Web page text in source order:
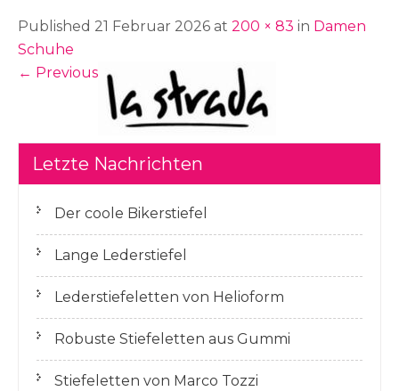
Published 21 Februar 2026 at 200 × 83 in Damen
Schuhe
← Previous
Letzte Nachrichten
Der coole Bikerstiefel
Lange Lederstiefel
Lederstiefeletten von Helioform
Robuste Stiefeletten aus Gummi
Stiefeletten von Marco Tozzi